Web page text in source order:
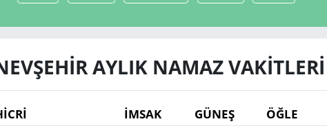
AYLIK NAMAZ VAKITLERI
İMSAK GÜNEŞ ÖĞLE